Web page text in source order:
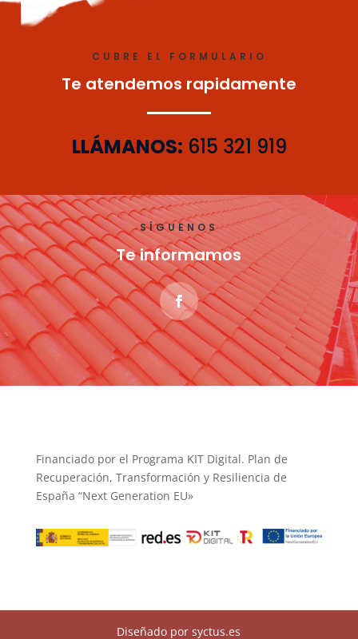
CUBRE EL FORMULARIO
Te atendemos rapidamente
LLÁMANOS: 615 321 919
SÍGUENOS
Te informamos
Financiado por el Programa KIT Digital. Plan de
Recuperación, Transformación y Resiliencia de
España “Next Generation EU»
Diseñado por syctus.es